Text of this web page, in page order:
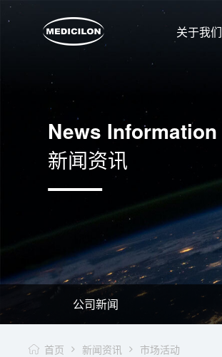
关于我们
News Information
新闻资讯
公司新闻
首页 新闻资讯 市场活动